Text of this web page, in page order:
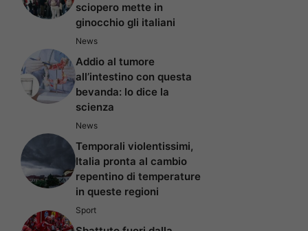
sciopero mette in
ginocchio gli italiani
News
Addio al tumore
all’intestino con questa
bevanda: lo dice la
scienza
News
Temporali violentissimi,
Italia pronta al cambio
repentino di temperature
in queste regioni
Sport